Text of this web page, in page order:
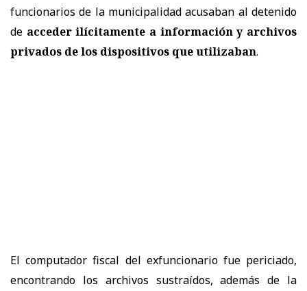
funcionarios de la municipalidad acusaban al detenido
de acceder ilícitamente a información y archivos
privados de los dispositivos que utilizaban.
El computador fiscal del exfuncionario fue periciado,
encontrando los archivos sustraídos, además de la